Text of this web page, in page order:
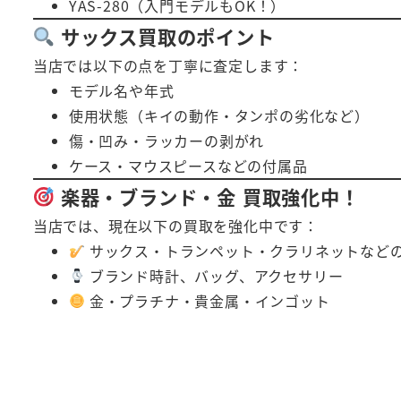
YAS-280（入門モデルもOK！）
サックス買取のポイント
当店では以下の点を丁寧に査定します：
モデル名や年式
使用状態（キイの動作・タンポの劣化など）
傷・凹み・ラッカーの剥がれ
ケース・マウスピースなどの付属品
楽器・ブランド・金 買取強化中！
当店では、現在以下の買取を強化中です：
サックス・トランペット・クラリネットなど
ブランド時計、バッグ、アクセサリー
金・プラチナ・貴金属・インゴット